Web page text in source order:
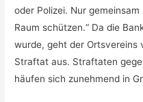
oder Polizei. Nur
Raum schützen.“ Da die
wurde, geht der Ortsvereins
Straftat aus. Straftaten
häufen sich zunehmend in